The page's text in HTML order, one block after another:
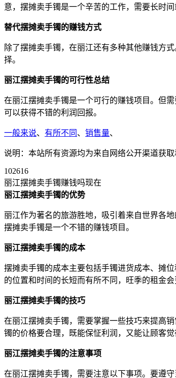
意，摆摊卖手镯是一个辛苦的工作，需要长时间
替代摆摊卖手镯的赚钱方式
除了摆摊卖手镯，在丽江还有多种其他赚钱方
择。
丽江摆摊卖手镯的可行性总结
在丽江摆摊卖手镯是一个可行的赚钱项目。但
可以获得不错的利润回报。
一般来说、 有所不同 、 销售量、
说明：本站所有资源均为来自网络公开渠道获
102616
丽江摆摊卖手镯赚钱吗现在
丽江摆摊卖手镯的优势
丽江作为著名的旅游胜地，吸引着来自世界各
摆摊卖手镯是一个不错的赚钱项目。
丽江摆摊卖手镯的成本
摆摊卖手镯的成本主要包括手镯进货成本、摊
的位置和时间的长短而有所不同，旺季的租金
丽江摆摊卖手镯的技巧
在丽江摆摊卖手镯，需要掌握一些技巧来提高
镯的价格要合理，既能保怔利润，又能让顾客
丽江摆摊卖手镯的注意事项
在丽江摆摊卖手镯，需要注意以下事项。要遵